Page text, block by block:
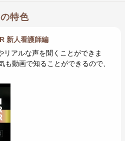
特色
新人看護師編
リアルな声を聞くことができま
動画で知ることができるので、